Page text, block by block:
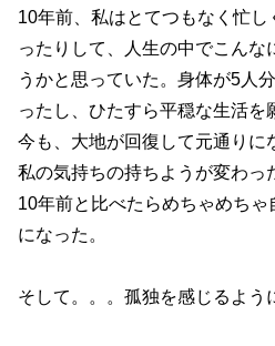
10年前、私はとてつもなく忙
ったりして、人生の中でこんな
うかと思っていた。身体が5人
ったし、ひたすら平穏な生活を
今も、大地が回復して元通りに
私の気持ちの持ちようが変わっ
10年前と比べたらめちゃめちゃ
になった。
そして。。。孤独を感じるよう